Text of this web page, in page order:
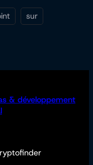
sur
& développement